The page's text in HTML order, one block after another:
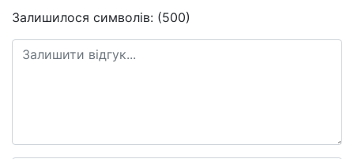
Залишилося символів: (500)